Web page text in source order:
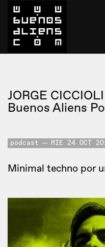
JORGE CICCIOLI
Buenos Aliens
podcast MIE 24 OCT
Minimal techno por